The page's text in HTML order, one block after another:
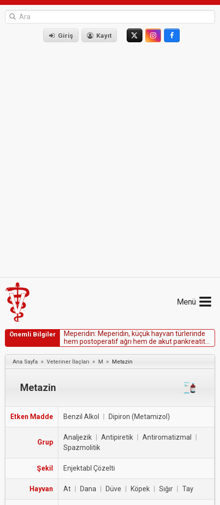
Giriş Kayıt
Menü
Önemli Bilgiler Meperidin: Meperidin, küçük hayvan türerinde
hem postoperatifağrı hem de akutpankreatit
vetermalyanıklargibitıbbidurumlariçin
yatıştırıcı/analjezikolarakkullanılmıştır.
Ana Sayfa » Veteriner İlaçları » M » Metazin
Metazin
Etken Madde Benzil Alkol Dipiron (Metamizol)
Grup
Analjezik Antipiretik Antiromatizmal
Spazmolitik
Şekil Enjektabl Çözelti
Hayvan At Dana Düve Köpek Sığır Tay